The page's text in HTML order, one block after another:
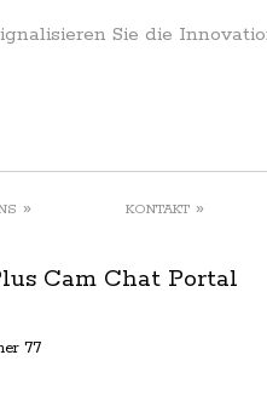
Sie die
» KONTAKT »
Cam Chat Portal
77